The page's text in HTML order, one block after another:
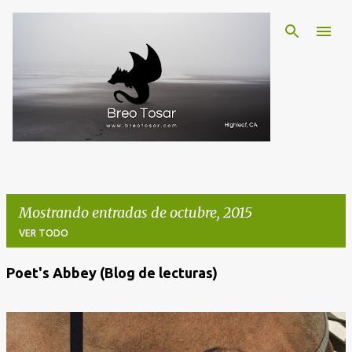
Mostrando entradas de octubre, 2015
VER TODO
n
t
Poet's Abbey (Blog de lecturas)